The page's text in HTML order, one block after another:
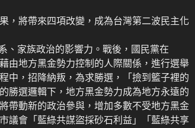
，將帶來四項改變，成為台灣第二波民主化
、家族政治的影響力。戰後，國民黨在
由地方黑金勢力控制的人際關係，進行選舉
中，招降納叛，為求勝選，「撿到籃子裡的
勝選邏輯下，地方黑金勢力成為地方永遠的
帶動新的政治參與，增加多數不受地方黑金
議會「藍綠共謀盜採砂石利益」「藍綠共享